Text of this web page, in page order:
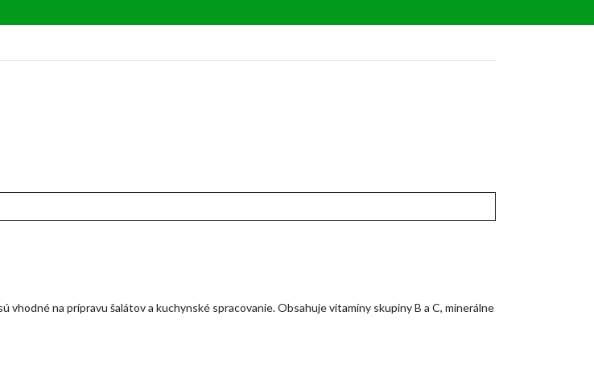
na prípravu šalátov a kuchynské spracovanie. Obsahuje vitamíny skupiny B a C, minerálne